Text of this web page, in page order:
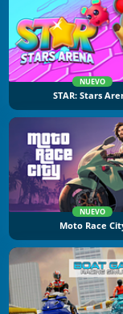
NUEVO
STAR: Stars
NUEVO
Moto Race